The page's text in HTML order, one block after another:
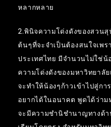
หลากหลาย
2.พินิจความโด่งดังของสวน
ต้นๆที่จะจำเป็นต้องสนใจเพร
ประเทศไทย มีจำนวนไม่ใช่น้
ความโด่งดังของมหาวิทยาลั
จะทำให้น้องๆก้าวเข้าไปสู่ก
อยากได้ในอนาคต พูดได้ว่าม
จะมีความชำนิชำนาญทางด้